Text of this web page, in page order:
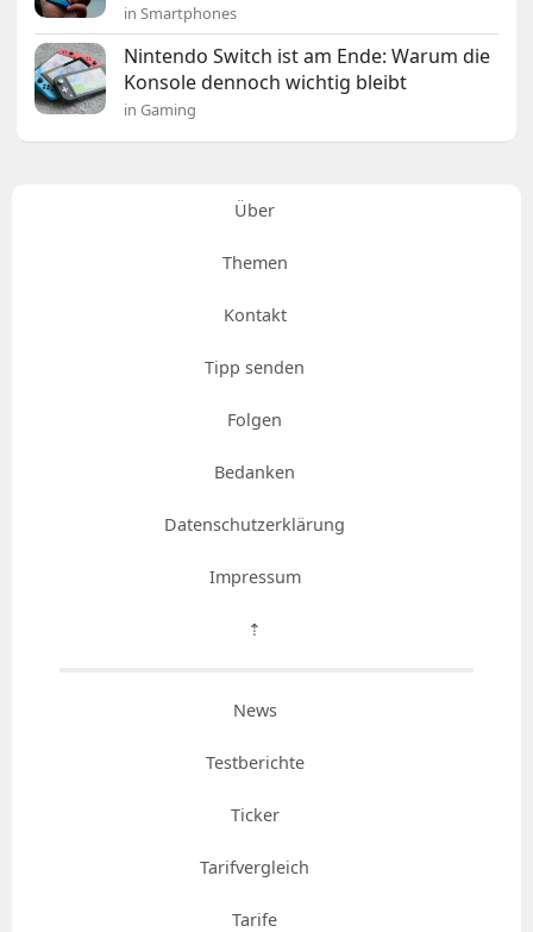
in Smartphones
Nintendo Switch ist am Ende: Warum die
Konsole dennoch wichtig bleibt
in Gaming
Über
Themen
Kontakt
Tipp senden
Folgen
Bedanken
Datenschutzerklärung
Impressum
⇡
News
Testberichte
Ticker
Tarifvergleich
Tarife